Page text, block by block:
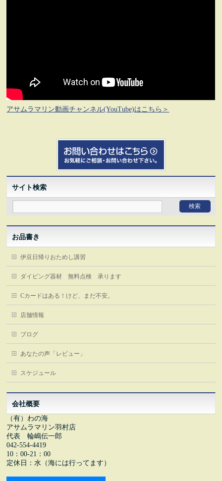
アサムラマリン動画チャンネル(YouTube)はこちら＞
サイト検索
お品書き
伊豆日帰りおためし講習
ダイビング器材 無料点検 承ります
Cカードはある！けど、まだ不安。
店舗情報
ブログ
あなたの声「レビュー」
スケジュール
会社概要
（有）わの海
アサムラマリン羽村店
代表 輪嶋伝一郎
042-554-4419
10：00-21：00
定休日：水（海には行ってます）